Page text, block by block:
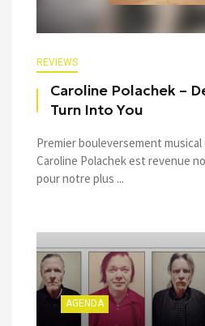
REVIEWS
Caroline Polachek –
Turn Into You
Premier bouleversement musical
Caroline Polachek est revenue
pour notre plus ...
AGENDA